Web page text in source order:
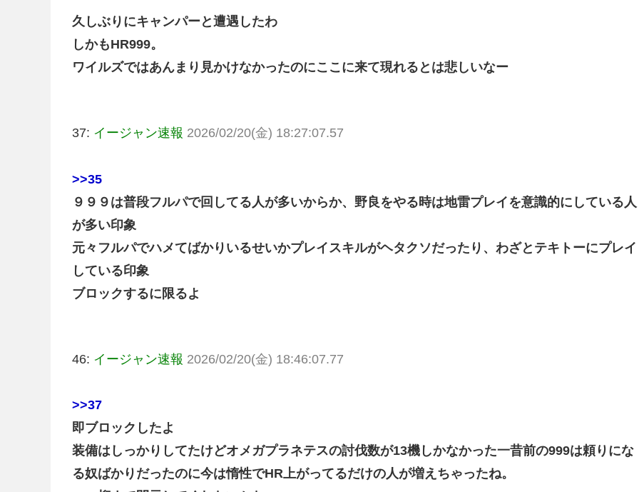
久しぶりにキャンパーと遭遇したわ
しかもHR999。
ワイルズではあんまり見かけなかったのにここに来て現れるとは悲しいなー
37: イージャン速報 2026/02/20(金) 18:27:07.57
>>35
９９９は普段フルパで回してる人が多いからか、野良をやる時は地雷プレイを意識的にしている人
が多い印象
元々フルパでハメてばかりいるせいかプレイスキルがヘタクソだったり、わざとテキトーにプレイ
している印象
ブロックするに限るよ
46: イージャン速報 2026/02/20(金) 18:46:07.77
>>37
即ブロックしたよ
装備はしっかりしてたけどオメガプラネテスの討伐数が13機しかなかった一昔前の999は頼りにな
る奴ばかりだったのに今は惰性でHR上がってるだけの人が増えちゃったね。